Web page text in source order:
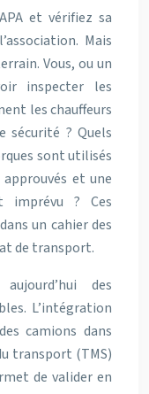
et vérifiez sa
Mais
Vous, ou un
inspecter les
les chauffeurs
sécurité ? Quels
sont utilisés
et une
imprévu ? Ces
un cahier des
de transport.
des
L’intégration
camions dans
transport (TMS)
de valider en